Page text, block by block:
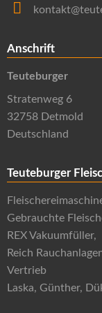
Anschrift
Teuteburger
Stratenweg 6
32758 Detmold
Deutschland
Teuteburger
Gebrauchte
REX Vakuumfüller,
Reich
Vertrieb
Laska, Günther,